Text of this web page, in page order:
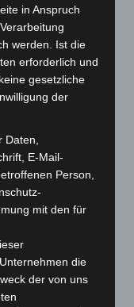
Angebot
zu finden, war
sie
so lange
zusätzliche
Stadtbeschäftigte.
einmal verteilten
auch
sich für wenig
„und
in Anspruch
werden. Ist die
erforderlich und
gesetzliche
der
Daten,
E-Mail-
Person,
mit den für
die
der von uns